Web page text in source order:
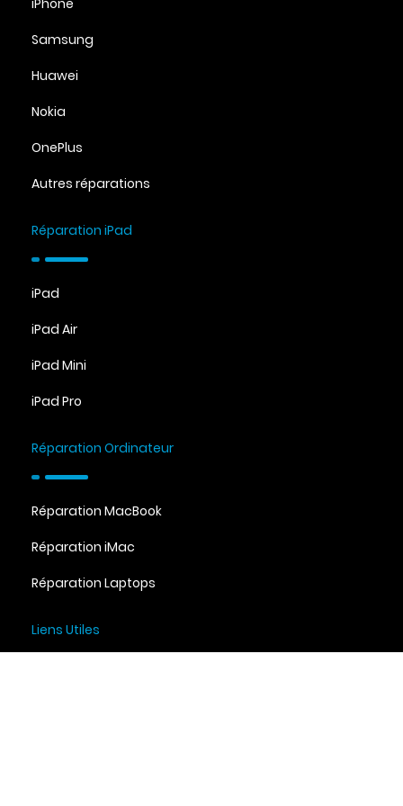
Samsung
Huawei
Nokia
OnePlus
Autres réparations
Réparation iPad
iPad
iPad Air
iPad Mini
iPad Pro
Réparation Ordinateur
Réparation MacBook
Réparation iMac
Réparation Laptops
Liens Utiles